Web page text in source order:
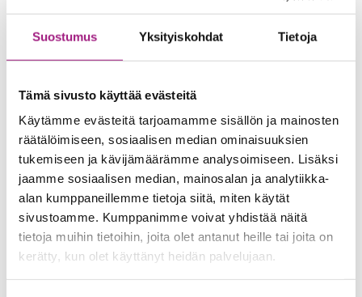
Suostumus Yksityiskohdat Tietoja
Tämä sivusto käyttää evästeitä
Käytämme evästeitä tarjoamamme sisällön ja mainosten
räätälöimiseen, sosiaalisen median ominaisuuksien
tukemiseen ja kävijämäärämme analysoimiseen. Lisäksi
jaamme sosiaalisen median, mainosalan ja analytiikka-
alan kumppaneillemme tietoja siitä, miten käytät
sivustoamme. Kumppanimme voivat yhdistää näitä
tietoja muihin tietoihin, joita olet antanut heille tai joita on
kerätty, kun olet käyttänyt heidän palvelujaan.
Whatsapp/sähköposti/tekstiviesti
emma.sireeni@tamperemissio.fi
Kahvitarjoilu (Ilmoita myös mahdolliset ruoka-
aineallergiat)